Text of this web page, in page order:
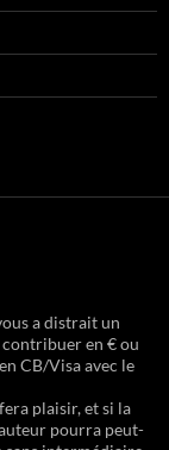
a distrait un
contribuer en € ou
CB/Visa avec le
plaisir, et si la
pourra peut-